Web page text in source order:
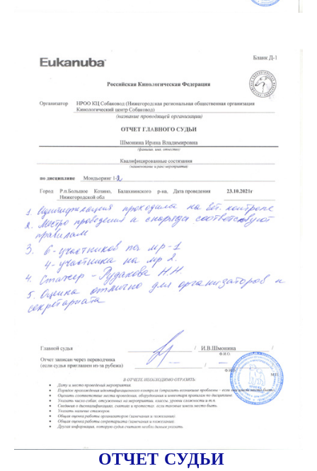
ОТЧЕТ СУДЬИ